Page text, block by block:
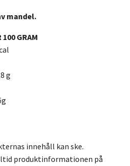
mandel.
100 GRAM
g
innehåll kan ske.
produktinformationen på